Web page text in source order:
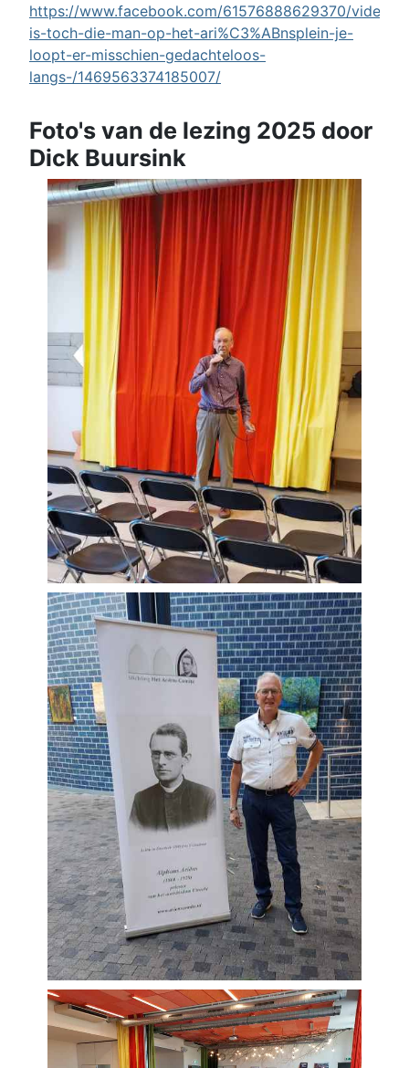
https://www.facebook.com/61576888629370/videos/
is-toch-die-man-op-het-ari%C3%ABnsplein-je-
loopt-er-misschien-gedachteloos-
langs-/1469563374185007/
Foto's van de lezing 2025 door
Dick Buursink